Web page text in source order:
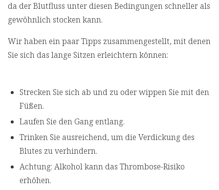
da der Blutfluss unter diesen Bedingungen schneller als
gewöhnlich stocken kann.
Wir haben ein paar Tipps zusammengestellt, mit denen
Sie sich das lange Sitzen erleichtern können:
Strecken Sie sich ab und zu oder wippen Sie mit den
Füßen.
Laufen Sie den Gang entlang.
Trinken Sie ausreichend, um die Verdickung des
Blutes zu verhindern.
Achtung: Alkohol kann das Thrombose-Risiko
erhöhen.